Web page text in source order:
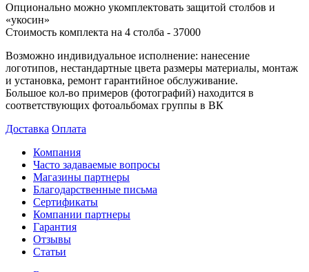
Опционально можно укомплектовать защитой столбов и
«укосин»
Стоимость комплекта на 4 столба - 37000
Возможно индивидуальное исполнение: нанесение
логотипов, нестандартные цвета размеры материалы, монтаж
и установка, ремонт гарантийное обслуживание.
Большое кол-во примеров (фотографий) находится в
соответствующих фотоальбомах группы в ВК
Доставка Оплата
Компания
Часто задаваемые вопросы
Магазины партнеры
Благодарственные письма
Сертификаты
Компании партнеры
Гарантия
Отзывы
Статьи